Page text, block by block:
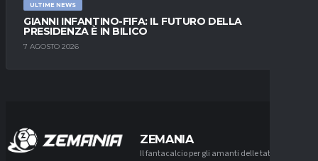
ULTIME NEWS
GIANNI INFANTINO-FIFA: IL FUTURO DELLA
PRESIDENZA È IN BILICO
7 AGOSTO 2026
ZEMANIA
Il fantacalcio per gli amanti delle tattiche